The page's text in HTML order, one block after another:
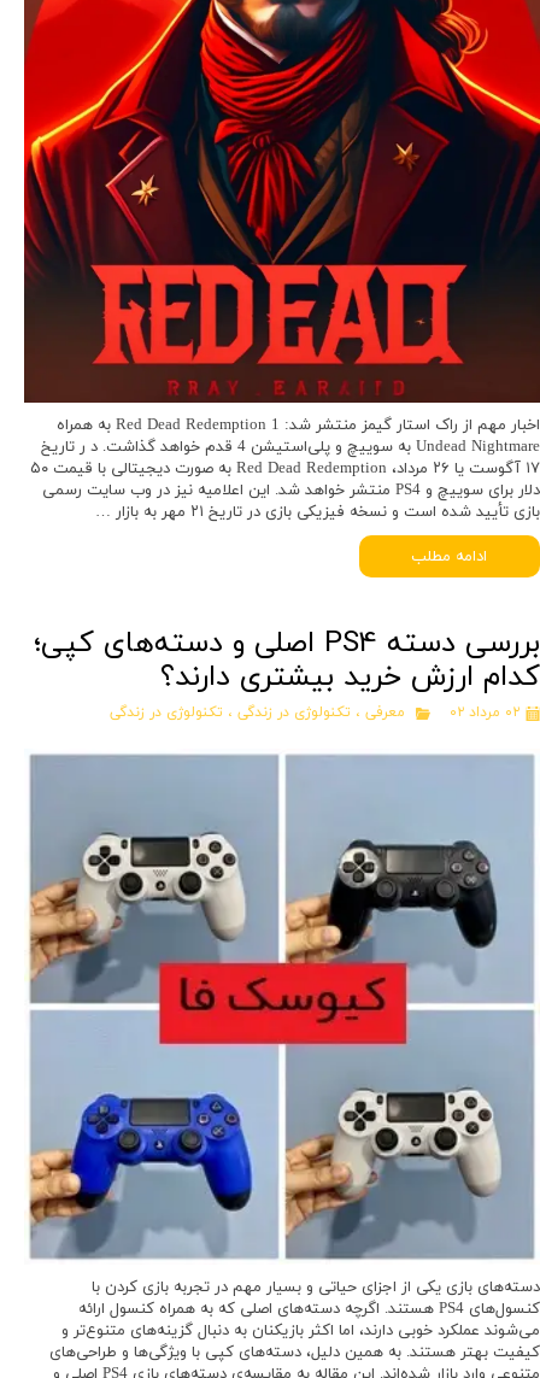
اخبار مهم از راک استار گیمز منتشر شد: Red Dead Redemption 1 به همراه
Undead Nightmare به سوییچ و پلی‌استیشن 4 قدم خواهد گذاشت. د ر تاریخ
۱۷ آگوست یا ۲۶ مرداد، Red Dead Redemption به صورت دیجیتالی با قیمت ۵۰
دلار برای سوییچ و PS4 منتشر خواهد شد. این اعلامیه نیز در وب سایت رسمی
بازی تأیید شده است و نسخه فیزیکی بازی در تاریخ ۲۱ مهر به بازار …
ادامه مطلب
بررسی دسته PS4 اصلی و دسته‌های کپی؛
کدام ارزش خرید بیشتری دارند؟
۰۲ مرداد ۰۲ معرفی ، تکنولوژی در زندگی ، تکنولوژی در زندگی
دسته‌های بازی یکی از اجزای حیاتی و بسیار مهم در تجربه بازی کردن با
کنسول‌های PS4 هستند. اگرچه دسته‌های اصلی که به همراه کنسول ارائه
می‌شوند عملکرد خوبی دارند، اما اکثر بازیکنان به دنبال گزینه‌های متنوع‌تر و
کیفیت بهتر هستند. به همین دلیل، دسته‌های کپی با ویژگی‌ها و طراحی‌های